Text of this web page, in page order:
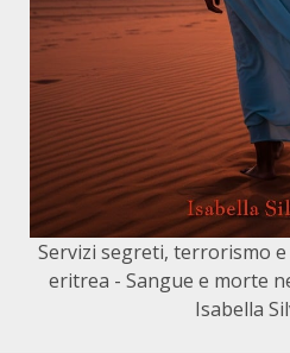
Servizi segreti, terrorismo
eritrea - Sangue e morte
Isabella